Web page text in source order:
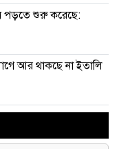
পড়তে শুরু করেছে:
আর থাকছে না ইতালি